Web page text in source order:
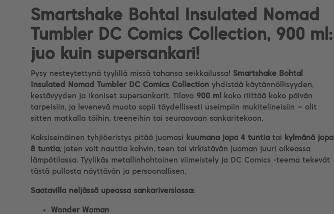
Smartshake Bohtal Insulated Nomad
Tumbler DC Comics Collection, 900 ml:
juo kuin supersankari!
Pysy nesteytettynä tyylillä missä tahansa seikkailussa! Smartshake Bohtal
Insulated Nomad Tumbler DC Comics Collection yhdistää käytännöllisyyden,
kestävyyden ja ikoniset supersankarit. Tilava 900 ml
koko riittää koko päivän
tarpeisiin, ja levenevä muoto sopii täydellisesti useimpiin mukitelineisiin – olit
sitten matkalla töihin, treeneihin tai seuraavaan sankaritekoon.
Kaksiseinäinen tyhjiöeristys pitää juomasi kuumana jopa 4 tuntia tai kylmänä jopa
8 tuntia, joten voit nauttia kahvin, teen tai virkistävän juoman juuri oikeassa
lämpötilassa. Tyylikäs metallinhohtoinen viimeistely ja DC Comics -teema tekevät
tästä pullosta näyttävän ja persoonallisen.
Saatavilla neljässä upeassa sankariversiossa:
Wonder Woman